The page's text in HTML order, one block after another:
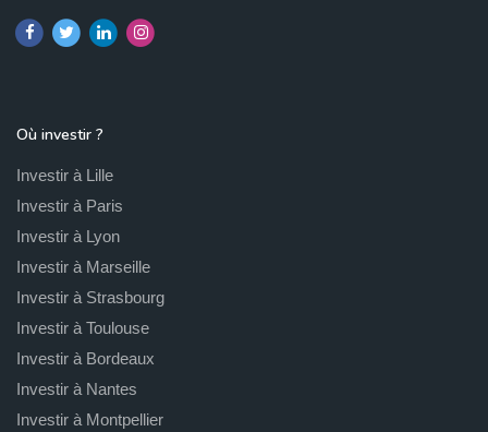
Où investir ?
Investir à Lille
Investir à Paris
Investir à Lyon
Investir à Marseille
Investir à Strasbourg
Investir à Toulouse
Investir à Bordeaux
Investir à Nantes
Investir à Montpellier